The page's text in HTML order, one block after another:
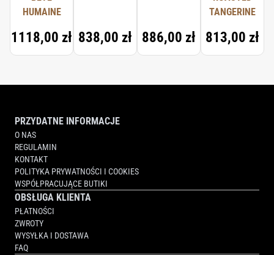
HUMAINE
1118,00 zł 838,00 zł 886,00 zł
TANGERINE
813,00 zł
PRZYDATNE INFORMACJE
O NAS
REGULAMIN
KONTAKT
POLITYKA PRYWATNOŚCI I COOKIES
WSPÓŁPRACUJĄCE BUTIKI
OBSŁUGA KLIENTA
PŁATNOŚCI
ZWROTY
WYSYŁKA I DOSTAWA
FAQ